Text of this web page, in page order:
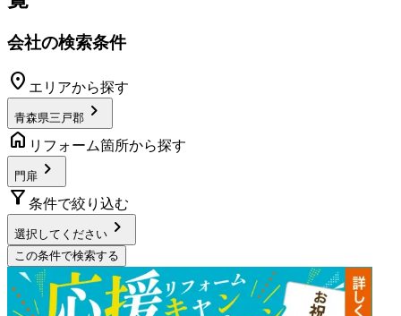
会社の検索条件
location_on エリアから探す
青森県三戸郡 chevron_right
home リフォーム箇所から探す
門扉 chevron_right
filter_alt 条件で絞り込む
選択してください chevron_right
この条件で検索する